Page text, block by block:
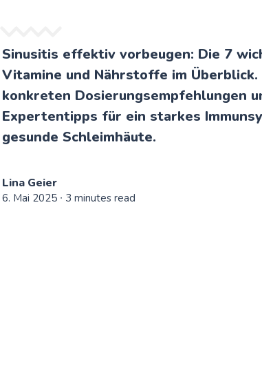
Sinusitis effektiv vorbeugen: Die 7
Vitamine und Nährstoffe im
konkreten Dosierungsempfehlungen
Expertentipps für ein starkes
gesunde Schleimhäute.
Lina Geier
6. Mai 2025 ∙ 3 minutes read